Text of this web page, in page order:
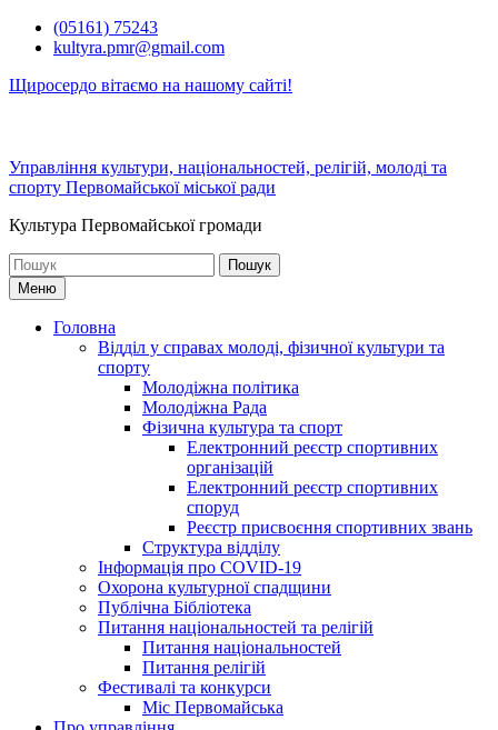
Перейти(05161) 75243
kultyra.pmr@gmail.com
Щиросердо вітаємо на нашому сайті!
Управління культури, національностей, релігій, молоді та
спорту Первомайської міської ради
Культура Первомайcької громади
Шукати:
Меню
Головна
Відділ у справах молоді, фізичної культури та
спорту
Молодіжна політика
Молодіжна Рада
Фізична культура та спорт
Електронний реєстр спортивних
організацій
Електронний реєстр спортивних
споруд
Реєстр присвоєння спортивних звань
Структура відділу
Інформація про COVID-19
Охорона культурної спадщини
Публічна Бібліотека
Питання національностей та релігій
Питання національностей
Питання релігій
Фестивалі та конкурси
Міс Первомайська